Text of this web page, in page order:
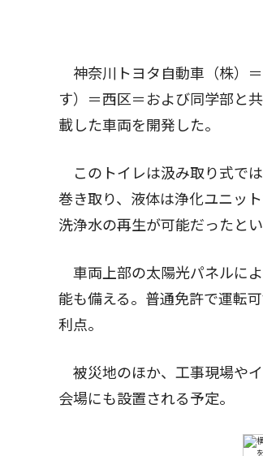
神奈川トヨタ自動車（株）
す）＝西区＝および同学部と
載した車両を開発した。
このトイレは汲み取り式で
巻き取り、液体は浄化ユニッ
洗浄水の再生が可能だったとい
車両上部の太陽光パネルに
能も備える。普通免許で運転
利点。
被災地のほか、工事現場や
会場にも設置される予定。